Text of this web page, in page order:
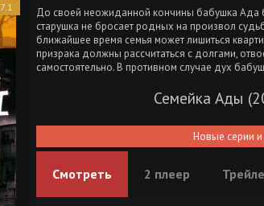
7.1
До своей неожиданной кончины бабушка Ада
старушка не бросает родных на произвол
ближайшее время семья может лишиться
призрака должны рассчитаться с долгами,
самостоятельно. В противном случае дух
Семейка Ады
Новые серии
Смотреть 2 плеер